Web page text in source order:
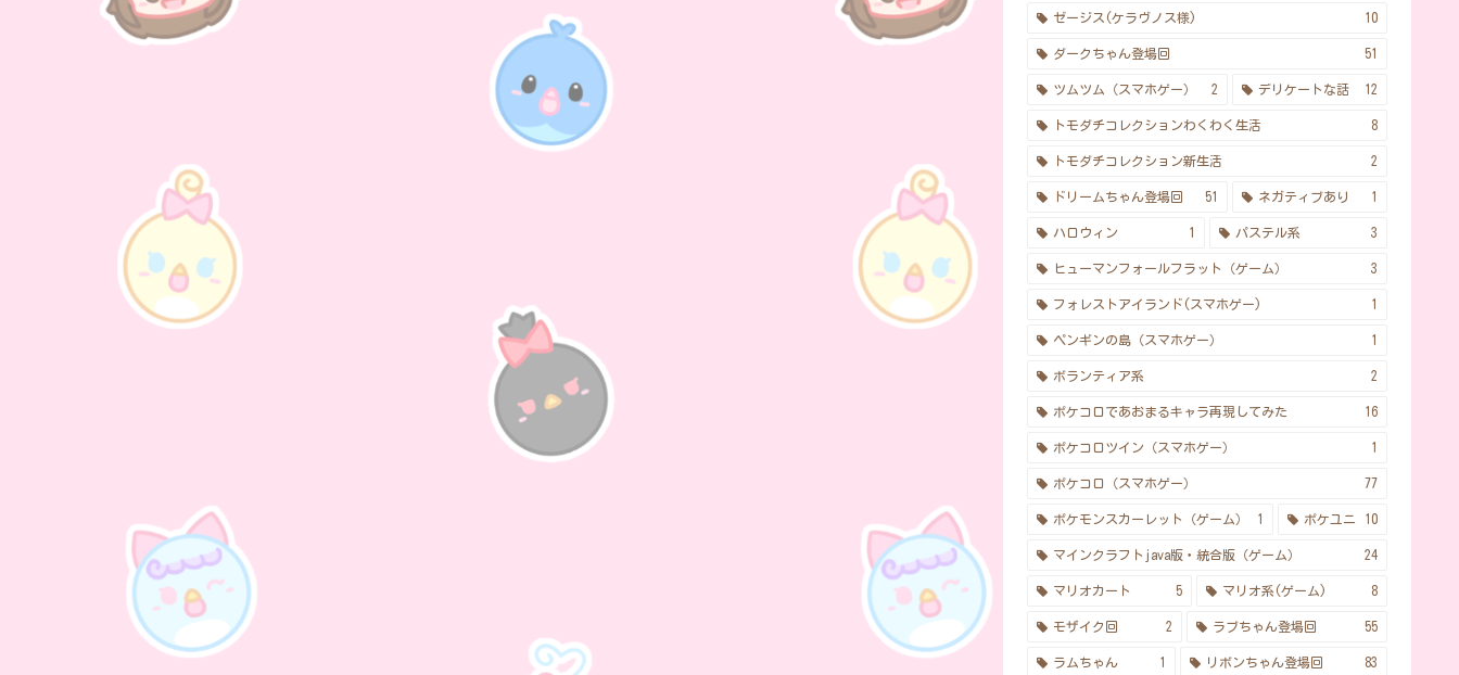
ゼージス(ケラヴノス様) 10
ダークちゃん登場回 51
ツムツム（スマホゲー） 2 デリケートな話 12
トモダチコレクションわくわく生活 8
トモダチコレクション新生活 2
ドリームちゃん登場回 51 ネガティブあり 1
ハロウィン 1 パステル系 3
ヒューマンフォールフラット（ゲーム） 3
フォレストアイランド(スマホゲー) 1
ペンギンの島（スマホゲー） 1
ボランティア系 2
ポケコロであおまるキャラ再現してみた 16
ポケコロツイン（スマホゲー） 1
ポケコロ（スマホゲー） 77
ポケモンスカーレット（ゲーム） 1 ポケユニ 10
マインクラフトjava版・統合版（ゲーム） 24
マリオカート 5 マリオ系(ゲーム) 8
モザイク回 2 ラブちゃん登場回 55
ラムちゃん 1 リボンちゃん登場回 83